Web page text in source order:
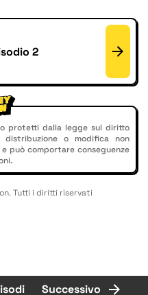
2
protetti dalla legge sul diritto
distribuzione o modifica non
può comportare conseguenze
Tutti i diritti riservati
Successivo